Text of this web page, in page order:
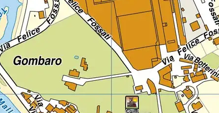
Emilia Romagna
Regione
Friuli-Venezia Giulia
Regione
Lazio
Regione
Liguria
Regione